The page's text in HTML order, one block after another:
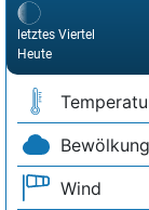
letztes Viertel
Heute
Bewölkung
Wind